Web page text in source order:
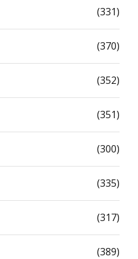
(331)
(370)
(352)
(351)
(300)
(335)
(317)
(389)